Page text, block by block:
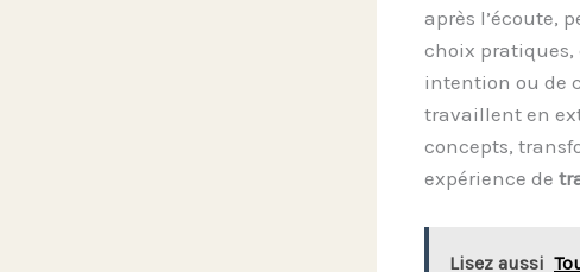
après l’écoute,
choix pratiques,
intention ou de
travaillent en
concepts,
expérience de
Lisez aussi